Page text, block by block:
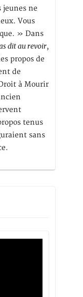
jeunes ne
Vous
» Dans
dit au revoir,
propos de
de
à Mourir
tenus
sans